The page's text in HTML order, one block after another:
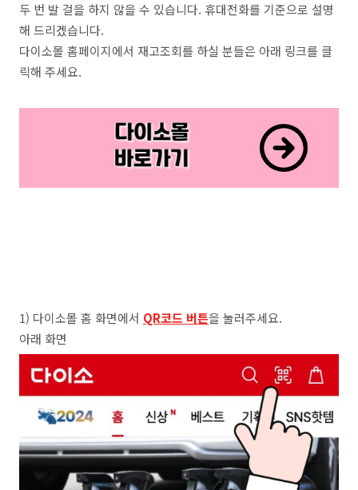
두 번 발 걸을 하지 않을 수 있습니다. 휴대전화를 기준으로 설명
해 드리겠습니다.
다이소몰 홈페이지에서 재고조회를 하실 분들은 아래 링크를 클
릭해 주세요.
1) 다이소몰 홈 화면에서 QR코드 버튼을 눌러주세요.
아래 화면